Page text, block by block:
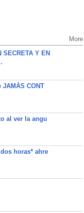
More
SECRETA Y EN
JAMÁS CONT
al ver la angu
horas* ahre